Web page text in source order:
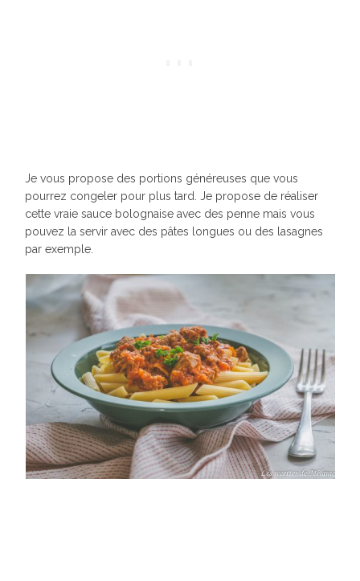
Je vous propose des portions généreuses que vous
pourrez congeler pour plus tard. Je propose de réaliser
cette vraie sauce bolognaise avec des penne mais vous
pouvez la servir avec des pâtes longues ou des lasagnes
par exemple.